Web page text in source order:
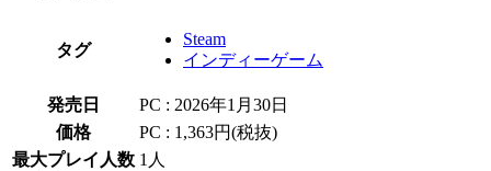
タグ
Steam
インディーゲーム
発売日
PC : 2026年1月30日
価格
PC : 1,363円(税抜)
最大プレイ人数 1人